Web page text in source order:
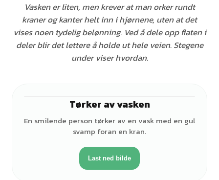
Vasken er liten, men krever at man orker rundt
kraner og kanter helt inn i hjørnene, uten at det
vises noen tydelig belønning. Ved å dele opp flaten i
deler blir det lettere å holde ut hele veien. Stegene
under viser hvordan.
Tørker av vasken
En smilende person tørker av en vask med en gul
svamp foran en kran.
Last ned bilde